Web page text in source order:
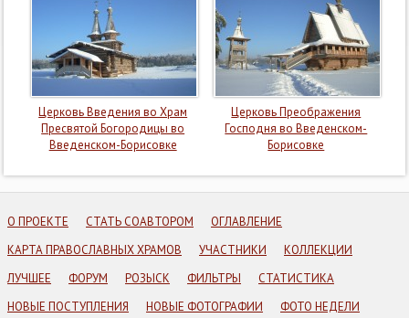
Церковь Введения во Храм
Пресвятой Богородицы во
Введенском-Борисовке
Церковь Преображения
Господня во Введенском-
Борисовке
О ПРОЕКТЕ СТАТЬ СОАВТОРОМ
ОГЛАВЛЕНИЕ
КАРТА ПРАВОСЛАВНЫХ ХРАМОВ
УЧАСТНИКИ
КОЛЛЕКЦИИ
ЛУЧШЕЕ
ФОРУМ РОЗЫСК ФИЛЬТРЫ
СТАТИСТИКА
НОВЫЕ ПОСТУПЛЕНИЯ
НОВЫЕ ФОТОГРАФИИ ФОТО НЕДЕЛИ